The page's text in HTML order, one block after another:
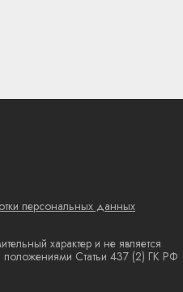
персональных данных
характер и не является
Статьи 437 (2) ГК РФ